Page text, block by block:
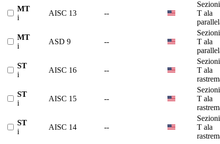
MT
i
AISC 13 --
T ala
MT
i
ASD 9 --
T ala
ST
i
AISC 16 --
T ala
ST
i
AISC 15 --
T ala
ST
i
AISC 14 --
T ala